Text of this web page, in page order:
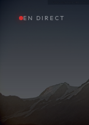
EN DIRECT